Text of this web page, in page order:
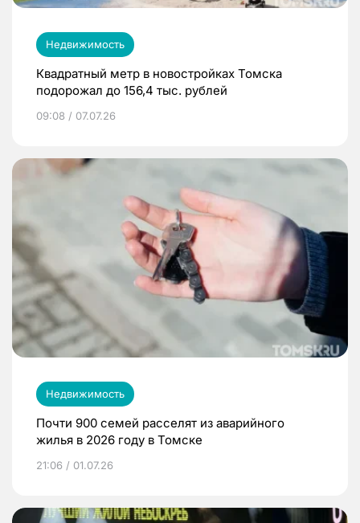
Недвижимость
Квадратный метр в новостройках Томска
подорожал до 156,4 тыс. рублей
09:08 / 07.07.26
Недвижимость
Почти 900 семей расселят из аварийного
жилья в 2026 году в Томске
21:06 / 01.07.26